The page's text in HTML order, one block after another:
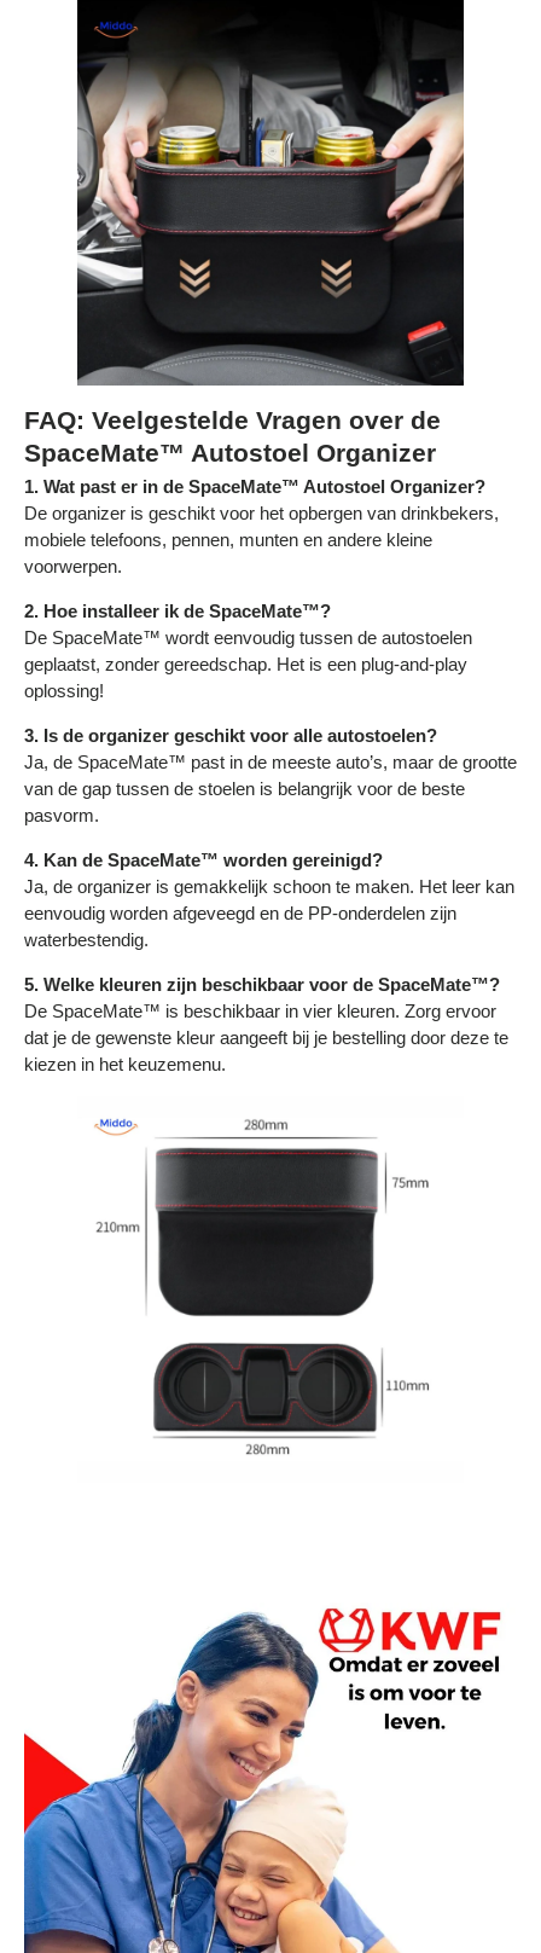
FAQ: Veelgestelde Vragen over de
SpaceMate™ Autostoel Organizer
1. Wat past er in de SpaceMate™ Autostoel Organizer?
De organizer is geschikt voor het opbergen van drinkbekers,
mobiele telefoons, pennen, munten en andere kleine
voorwerpen.
2. Hoe installeer ik de SpaceMate™?
De SpaceMate™ wordt eenvoudig tussen de autostoelen
geplaatst, zonder gereedschap. Het is een plug-and-play
oplossing!
3. Is de organizer geschikt voor alle autostoelen?
Ja, de SpaceMate™ past in de meeste auto’s, maar de grootte
van de gap tussen de stoelen is belangrijk voor de beste
pasvorm.
4. Kan de SpaceMate™ worden gereinigd?
Ja, de organizer is gemakkelijk schoon te maken. Het leer kan
eenvoudig worden afgeveegd en de PP-onderdelen zijn
waterbestendig.
5. Welke kleuren zijn beschikbaar voor de SpaceMate™?
De SpaceMate™ is beschikbaar in vier kleuren. Zorg ervoor
dat je de gewenste kleur aangeeft bij je bestelling door deze te
kiezen in het keuzemenu.